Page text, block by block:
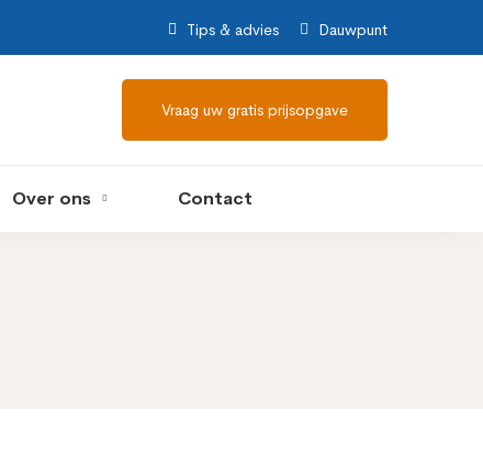
Tips & advies Dauwpunt
Vraag uw gratis prijsopgave
Over ons Contact